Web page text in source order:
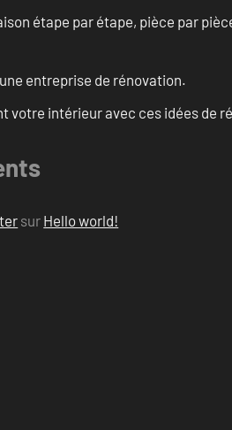
étape par étape, pièce par
entreprise de rénovation.
votre intérieur avec ces idées de
sur Hello world!